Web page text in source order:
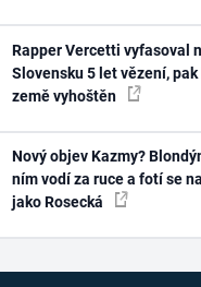
Rapper Vercetti vyfasoval
Slovensku 5 let vězení, pak
země vyhoštěn
Nový objev Kazmy?
ním vodí za ruce a fotí se
jako Rosecká